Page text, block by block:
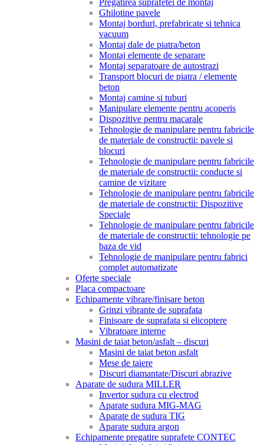
Pregatirea suprafetei de montaj
Ghilotine pavele
Montaj borduri, prefabricate si tehnica
vacuum
Montaj dale de piatra/beton
Montaj elemente de separare
Montaj separatoare de autostrazi
Transport blocuri de piatra / elemente
beton
Montaj camine si tuburi
Manipulare elemente pentru acoperis
Dispozitive pentru macarale
Tehnologie de manipulare pentru fabricile
de materiale de constructii: pavele si
blocuri
Tehnologie de manipulare pentru fabricile
de materiale de constructii: conducte si
camine de vizitare
Tehnologie de manipulare pentru fabricile
de materiale de constructii: Dispozitive
Speciale
Tehnologie de manipulare pentru fabricile
de materiale de constructii: tehnologie pe
baza de vid
Tehnologie de manipulare pentru fabrici
complet automatizate
Oferte speciale
Placa compactoare
Echipamente vibrare/finisare beton
Grinzi vibrante de suprafata
Finisoare de suprafata si elicoptere
Vibratoare interne
Masini de taiat beton/asfalt – discuri
Masini de taiat beton asfalt
Mese de taiere
Discuri diamantate/Discuri abrazive
Aparate de sudura MILLER
Invertor sudura cu electrod
Aparate sudura MIG-MAG
Aparate de sudura TIG
Aparate sudura argon
Echipamente pregatire suprafete CONTEC